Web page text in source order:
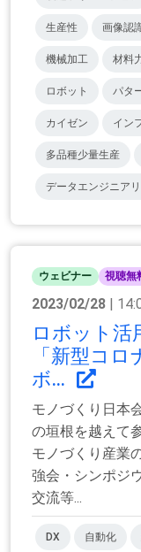
生産性 画像認
機械加工 材料
ロボット パタ
カイゼン イン
多品種少量生産
データエンジニア
ウェビナー 視聴無
2023/02/28 |
ロボット活
「新型コ
ボ...
モノづくり日本
の垣根を越えて
モノづくり産業
強会・シンポジ
交流等...
DX 自動化